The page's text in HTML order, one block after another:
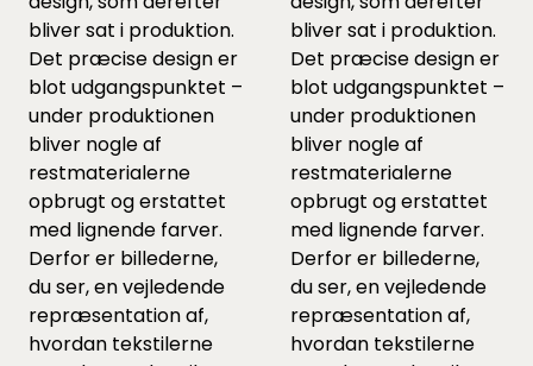
bliver sat i produktion.
Det præcise design er
blot udgangspunktet –
under produktionen
bliver nogle af
restmaterialerne
opbrugt og erstattet
med lignende farver.
Derfor er billederne,
du ser, en vejledende
repræsentation af,
hvordan tekstilerne
bliver sat i produktion.
Det præcise design er
blot udgangspunktet –
under produktionen
bliver nogle af
restmaterialerne
opbrugt og erstattet
med lignende farver.
Derfor er billederne,
du ser, en vejledende
repræsentation af,
hvordan tekstilerne